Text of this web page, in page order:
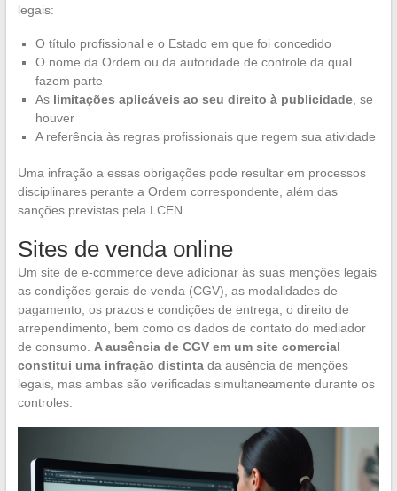
legais:
O título profissional e o Estado em que foi concedido
O nome da Ordem ou da autoridade de controle da qual
fazem parte
As limitações aplicáveis ao seu direito à publicidade, se
houver
A referência às regras profissionais que regem sua atividade
Uma infração a essas obrigações pode resultar em processos
disciplinares perante a Ordem correspondente, além das
sanções previstas pela LCEN.
Sites de venda online
Um site de e-commerce deve adicionar às suas menções legais
as condições gerais de venda (CGV), as modalidades de
pagamento, os prazos e condições de entrega, o direito de
arrependimento, bem como os dados de contato do mediador
de consumo. A ausência de CGV em um site comercial
constitui uma infração distintada ausência de menções
legais, mas ambas são verificadas simultaneamente durante os
controles.